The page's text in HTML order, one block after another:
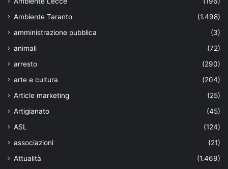
Ambiente Taranto
(1.498)
amministrazione pubblica
(3)
animali
(72)
arresto
(290)
arte e cultura
(204)
Article marketing
(25)
Artigianato
(45)
ASL
(124)
associazioni
(21)
Attualità
(1.469)